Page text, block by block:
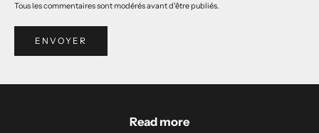
Tous les commentaires sont modérés avant d'être publiés.
ENVOYER
Read more